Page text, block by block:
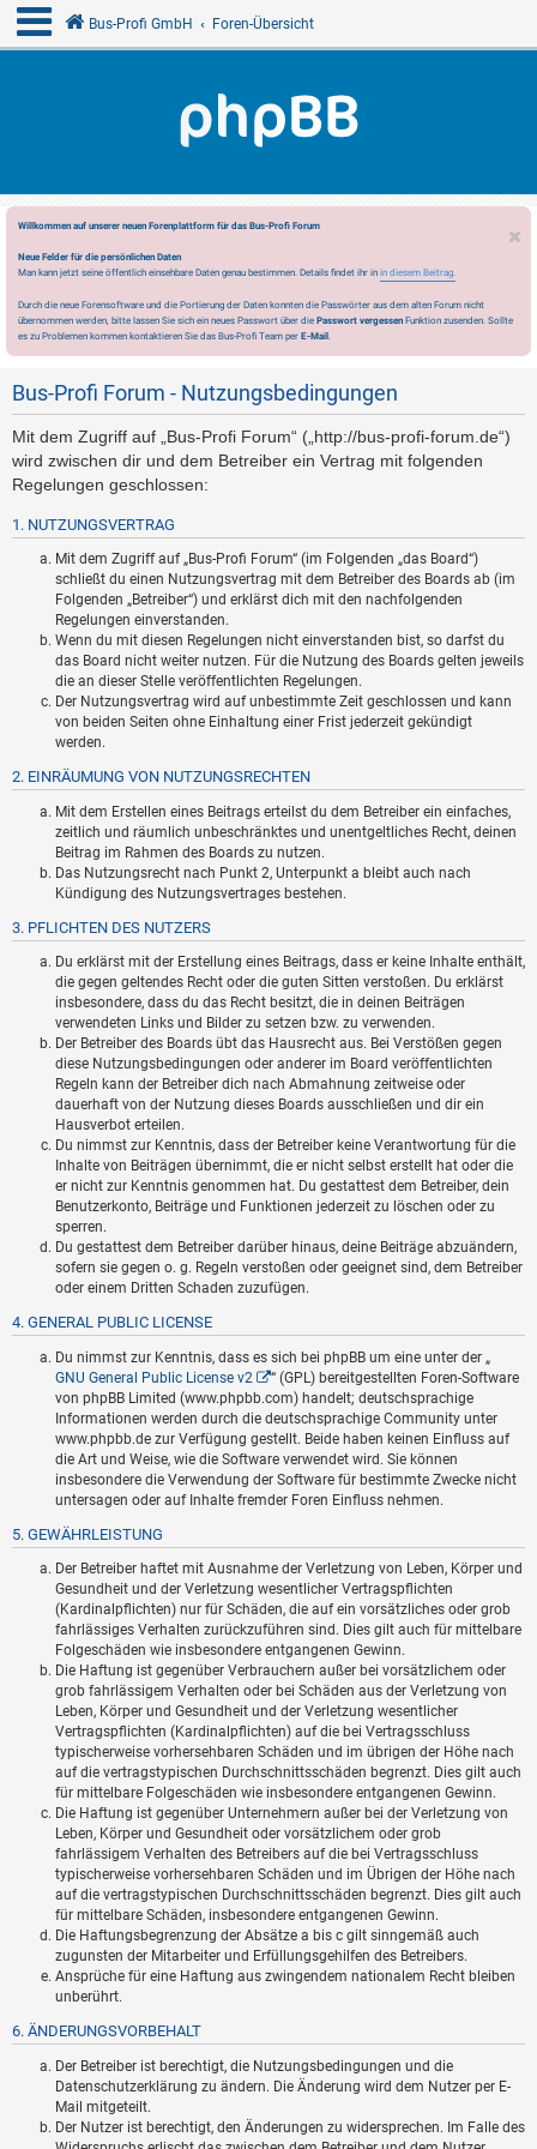
Bus-Profi GmbH Foren-Übersicht
Willkommen auf unserer neuen Forenplattform für das Bus-Profi Forum
Neue Felder für die persönlichen Daten
Man kann jetzt seine öffentlich einsehbare Daten genau bestimmen. Details findet ihr in in diesem Beitrag.
Durch die neue Forensoftware und die Portierung der Daten konnten die Passwörter aus dem alten Forum nicht
übernommen werden, bitte lassen Sie sich ein neues Passwort über die Passwort vergessen Funktion zusenden. Sollte
es zu Problemen kommen kontaktieren Sie das Bus-Profi Team per E-Mail.
Bus-Profi Forum - Nutzungsbedingungen
Mit dem Zugriff auf „Bus-Profi Forum“ („http://bus-profi-forum.de“)
wird zwischen dir und dem Betreiber ein Vertrag mit folgenden
Regelungen geschlossen:
1. NUTZUNGSVERTRAG
Mit dem Zugriff auf „Bus-Profi Forum“ (im Folgenden „das Board“)
schließt du einen Nutzungsvertrag mit dem Betreiber des Boards ab (im
Folgenden „Betreiber“) und erklärst dich mit den nachfolgenden
Regelungen einverstanden.
Wenn du mit diesen Regelungen nicht einverstanden bist, so darfst du
das Board nicht weiter nutzen. Für die Nutzung des Boards gelten jeweils
die an dieser Stelle veröffentlichten Regelungen.
Der Nutzungsvertrag wird auf unbestimmte Zeit geschlossen und kann
von beiden Seiten ohne Einhaltung einer Frist jederzeit gekündigt
werden.
2. EINRÄUMUNG VON NUTZUNGSRECHTEN
Mit dem Erstellen eines Beitrags erteilst du dem Betreiber ein einfaches,
zeitlich und räumlich unbeschränktes und unentgeltliches Recht, deinen
Beitrag im Rahmen des Boards zu nutzen.
Das Nutzungsrecht nach Punkt 2, Unterpunkt a bleibt auch nach
Kündigung des Nutzungsvertrages bestehen.
3. PFLICHTEN DES NUTZERS
Du erklärst mit der Erstellung eines Beitrags, dass er keine Inhalte enthält,
die gegen geltendes Recht oder die guten Sitten verstoßen. Du erklärst
insbesondere, dass du das Recht besitzt, die in deinen Beiträgen
verwendeten Links und Bilder zu setzen bzw. zu verwenden.
Der Betreiber des Boards übt das Hausrecht aus. Bei Verstößen gegen
diese Nutzungsbedingungen oder anderer im Board veröffentlichten
Regeln kann der Betreiber dich nach Abmahnung zeitweise oder
dauerhaft von der Nutzung dieses Boards ausschließen und dir ein
Hausverbot erteilen.
Du nimmst zur Kenntnis, dass der Betreiber keine Verantwortung für die
Inhalte von Beiträgen übernimmt, die er nicht selbst erstellt hat oder die
er nicht zur Kenntnis genommen hat. Du gestattest dem Betreiber, dein
Benutzerkonto, Beiträge und Funktionen jederzeit zu löschen oder zu
sperren.
Du gestattest dem Betreiber darüber hinaus, deine Beiträge abzuändern,
sofern sie gegen o. g. Regeln verstoßen oder geeignet sind, dem Betreiber
oder einem Dritten Schaden zuzufügen.
4. GENERAL PUBLIC LICENSE
Du nimmst zur Kenntnis, dass es sich bei phpBB um eine unter der „
GNU General Public License v2
“ (GPL) bereitgestellten Foren-Software
von phpBB Limited (www.phpbb.com) handelt; deutschsprachige
Informationen werden durch die deutschsprachige Community unter
www.phpbb.de zur Verfügung gestellt. Beide haben keinen Einfluss auf
die Art und Weise, wie die Software verwendet wird. Sie können
insbesondere die Verwendung der Software für bestimmte Zwecke nicht
untersagen oder auf Inhalte fremder Foren Einfluss nehmen.
5. GEWÄHRLEISTUNG
Der Betreiber haftet mit Ausnahme der Verletzung von Leben, Körper und
Gesundheit und der Verletzung wesentlicher Vertragspflichten
(Kardinalpflichten) nur für Schäden, die auf ein vorsätzliches oder grob
fahrlässiges Verhalten zurückzuführen sind. Dies gilt auch für mittelbare
Folgeschäden wie insbesondere entgangenen Gewinn.
Die Haftung ist gegenüber Verbrauchern außer bei vorsätzlichem oder
grob fahrlässigem Verhalten oder bei Schäden aus der Verletzung von
Leben, Körper und Gesundheit und der Verletzung wesentlicher
Vertragspflichten (Kardinalpflichten) auf die bei Vertragsschluss
typischerweise vorhersehbaren Schäden und im übrigen der Höhe nach
auf die vertragstypischen Durchschnittsschäden begrenzt. Dies gilt auch
für mittelbare Folgeschäden wie insbesondere entgangenen Gewinn.
Die Haftung ist gegenüber Unternehmern außer bei der Verletzung von
Leben, Körper und Gesundheit oder vorsätzlichem oder grob
fahrlässigem Verhalten des Betreibers auf die bei Vertragsschluss
typischerweise vorhersehbaren Schäden und im Übrigen der Höhe nach
auf die vertragstypischen Durchschnittsschäden begrenzt. Dies gilt auch
für mittelbare Schäden, insbesondere entgangenen Gewinn.
Die Haftungsbegrenzung der Absätze a bis c gilt sinngemäß auch
zugunsten der Mitarbeiter und Erfüllungsgehilfen des Betreibers.
Ansprüche für eine Haftung aus zwingendem nationalem Recht bleiben
unberührt.
6. ÄNDERUNGSVORBEHALT
Der Betreiber ist berechtigt, die Nutzungsbedingungen und die
Datenschutzerklärung zu ändern. Die Änderung wird dem Nutzer per E-
Mail mitgeteilt.
Der Nutzer ist berechtigt, den Änderungen zu widersprechen. Im Falle des